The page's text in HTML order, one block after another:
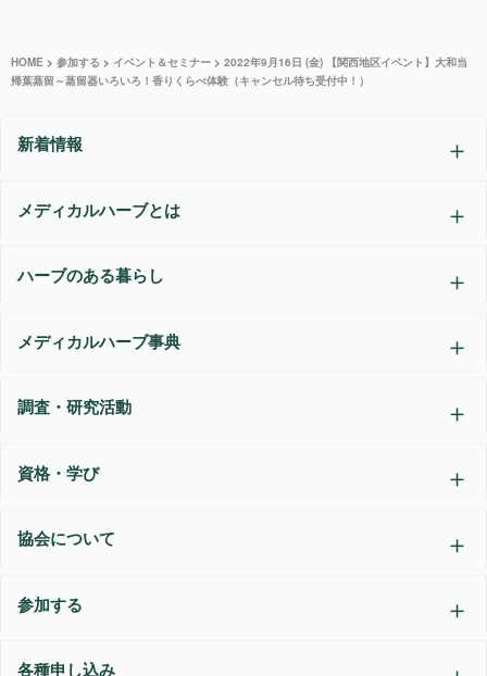
HOME > 参加する > イベント＆セミナー > 2022年9月16日 (金) 【関西地区イベント】大和当
帰葉蒸留～蒸留器いろいろ！香りくらべ体験（キャンセル待ち受付中！）
新着情報
メディカルハーブとは
ハーブのある暮らし
メディカルハーブ事典
調査・研究活動
資格・学び
協会について
参加する
各種申し込み